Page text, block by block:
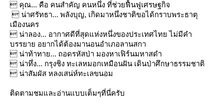
 คุณ... คือ คนสำคัญ คนหนึ่ง ที่ช่วยฟื้นฟูเศรษฐกิจ
 น่าศรัทธา... พลังบุญ, เกิดมาหนึ่งชาติขอได้กราบพระธาตุ
เมืองนคร
 น่าลอง... อากาศดีที่สุดแห่งหนึ่งของประเทศไทย ไม่มีคำ
บรรยาย อยากได้ต้องมานอนอำเภอลานสกา
 น่าท้าทาย... ถอดรหัสป่า มองหาเฟิร์นมหาสดำ
 น่าทึ่ง... กรุงชิง ทะเลหมอกเหมือนฝัน เดินป่าศึกษาธรรมชาติ
 น่าสัมผัส หลงเสน่ห์ทะเลขนอม
ติดตามชมและอ่านแบบเต็มๆที่นี่ครับ